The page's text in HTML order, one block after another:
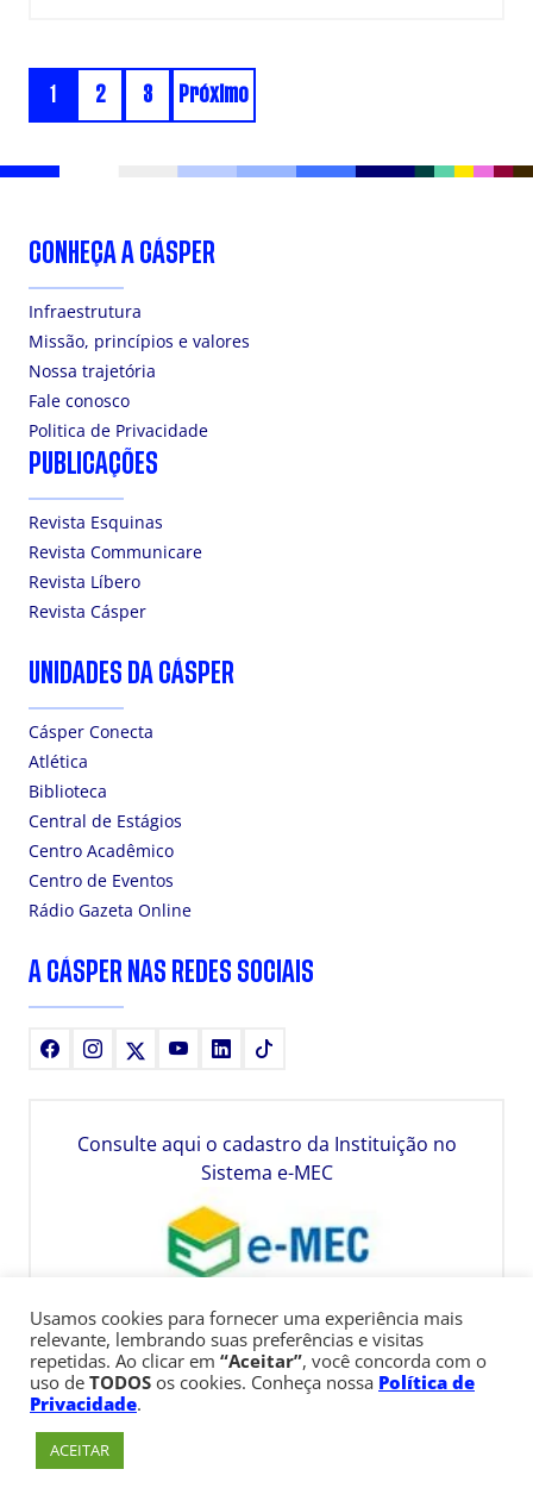
1 2 3 Próximo
CONHEÇA A CÁSPER
Infraestrutura
Missão, princípios e valores
Nossa trajetória
Fale conosco
Politica de Privacidade
PUBLICAÇÕES
Revista Esquinas
Revista Communicare
Revista Líbero
Revista Cásper
UNIDADES DA CÁSPER
Cásper Conecta
Atlética
Biblioteca
Central de Estágios
Centro Acadêmico
Centro de Eventos
Rádio Gazeta Online
A CÁSPER NAS REDES SOCIAIS
FacebookInstagram YoutubeLinkedIn
Consulte aqui o cadastro da Instituição no
Sistema e-MEC
Usamos cookies para fornecer uma experiência mais
relevante, lembrando suas preferências e visitas
repetidas. Ao clicar em “Aceitar”, você concorda com o
uso de TODOS os cookies. Conheça nossa Política de
Privacidade.
ACEITAR